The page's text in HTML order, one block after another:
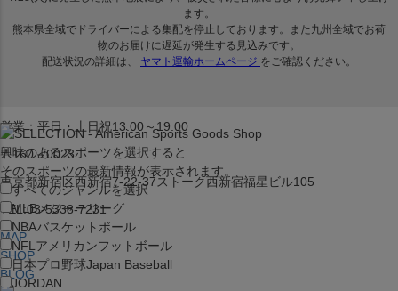
営業：平日・土日祝13:00～19:00
〒160－0023
東京都新宿区西新宿7-22-37ストーク西新宿福星ビル105
TEL:03-5338-7231
MAP
SHOP
BLOG
興味のあるスポーツを選択すると
そのスポーツの最新情報が表示されます。
すべてのジャンルを選択
MLBメジャーリーグ
NBAバスケットボール
NFL アメリカンフットボール
日本プロ野球Japan Baseball
JORDAN